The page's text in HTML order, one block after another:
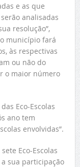
e as que
analisadas
resolução”,
município fará
às respectivas
ou não do
o maior número
Eco-Escolas
ano tem
envolvidas”.
Eco-Escolas
sua participação